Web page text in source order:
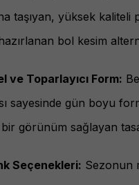
taşıyan, yüksek
bol kesim
ve Toparlayıcı Form:
sayesinde gün boyu
görünüm sağlayan
Seçenekleri: Sezonun